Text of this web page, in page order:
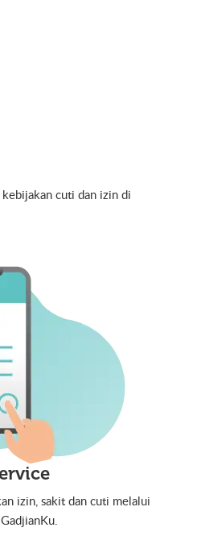
cuti dan izin di
izin, sakit dan cuti melalui